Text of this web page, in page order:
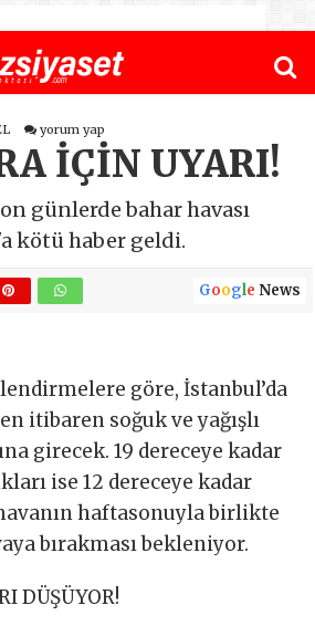
yorum yap
İÇİN UYARI!
günlerde bahar havası
kötü haber geldi.
Google News
göre, İstanbul’da
itibaren soğuk ve yağışlı
girecek. 19 dereceye kadar
ise 12 dereceye kadar
havanın haftasonuyla birlikte
bırakması bekleniyor.
DÜŞÜYOR!